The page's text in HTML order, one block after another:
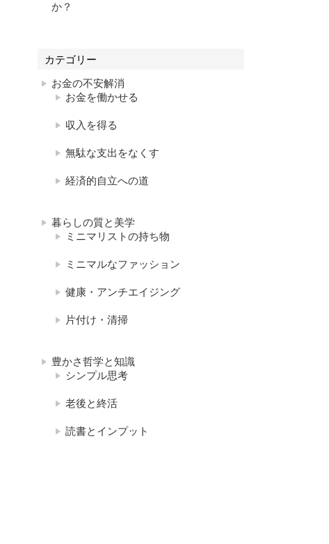
か？
カテゴリー
お金の不安解消
お金を働かせる
収入を得る
無駄な支出をなくす
経済的自立への道
暮らしの質と美学
ミニマリストの持ち物
ミニマルなファッション
健康・アンチエイジング
片付け・清掃
豊かさ哲学と知識
シンプル思考
老後と終活
読書とインプット